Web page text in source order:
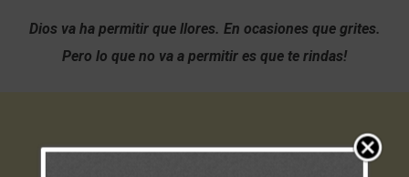
Dios va ha permitir que llores. En ocasiones que grites.
Pero lo que no va a permitir es que te rindas!